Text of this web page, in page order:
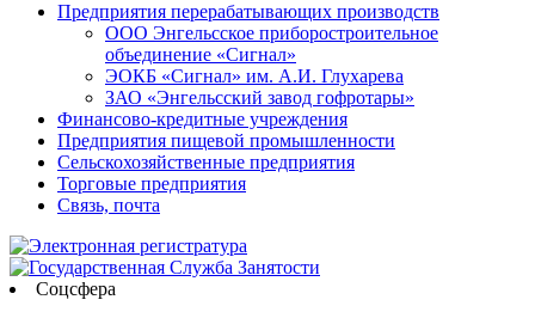
Предприятия перерабатывающих производств
ООО Энгельсское приборостроительное
объединение «Сигнал»
ЭОКБ «Сигнал» им. А.И. Глухарева
ЗАО «Энгельсский завод гофротары»
Финансово-кредитные учреждения
Предприятия пищевой промышленности
Сельскохозяйственные предприятия
Торговые предприятия
Связь, почта
Соцсфера